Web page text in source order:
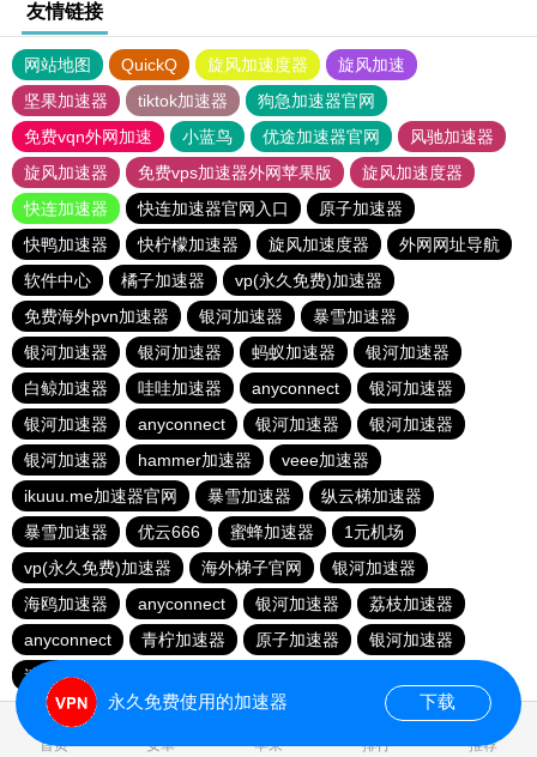
友情链接
网站地图 QuickQ 旋风加速度器
旋风加速
坚果加速器
tiktok加速器
狗急加速器官网
免费vqn外网加速
小蓝鸟 优途加速器官网
风驰加速器
旋风加速器
免费vps加速器外网苹果版
旋风加速度器
快连加速器
快连加速器官网入口
原子加速器
快鸭加速器
快柠檬加速器 旋风加速度器
外网网址导航
软件中心
橘子加速器
vp(永久免费)加速器
免费海外pvn加速器
银河加速器
暴雪加速器
银河加速器
银河加速器 蚂蚁加速器
银河加速器
白鲸加速器
哇哇加速器 anyconnect
银河加速器
银河加速器
anyconnect 银河加速器
银河加速器
银河加速器
hammer加速器
veee加速器
ikuuu.me加速器官网
暴雪加速器
纵云梯加速器
暴雪加速器
优云666 蜜蜂加速器
1元机场
vp(永久免费)加速器
海外梯子官网
银河加速器
海鸥加速器
anyconnect 银河加速器
荔枝加速器
anyconnect
青柠加速器 原子加速器
银河加速器
速鹰666
首页 安卓 苹果 排行 推荐
永久免费使用的加速器 下载
0.127849s